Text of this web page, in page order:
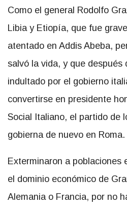
Como el general Rodolfo
Libia y Etiopía, que fue
atentado en Addis Abeba,
salvó la vida, y que después
indultado por el gobierno
convertirse en presidente
Social Italiano, el partido de
gobierna de nuevo en Roma.
Exterminaron a poblaciones
el dominio económico de
Alemania o Francia, por no